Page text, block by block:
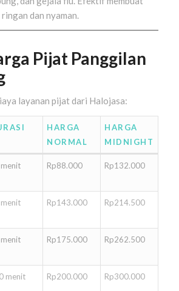
dan nyaman.
Pijat Panggilan
layanan pijat dari Halojasa:
HARGA
NORMAL
HARGA
MIDNIGHT
Rp88.000 Rp132.000
Rp143.000 Rp214.500
Rp175.000 Rp262.500
menit Rp200.000 Rp300.000